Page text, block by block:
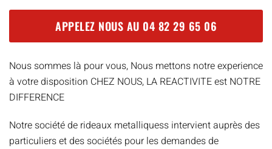
APPELEZ NOUS AU 04 82 29 65 06
Nous sommes là pour vous, Nous mettons notre experience
à votre disposition CHEZ NOUS, LA REACTIVITE est NOTRE
DIFFERENCE
Notre société de rideaux metalliquess intervient auprès des
particuliers et des sociétés pour les demandes de